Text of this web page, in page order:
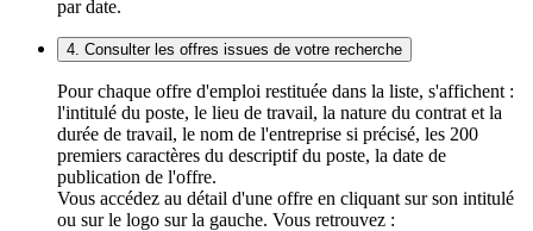
par date.
4. Consulter les offres issues de votre recherche
Pour chaque offre d'emploi restituée dans la liste, s'affichent :
l'intitulé du poste, le lieu de travail, la nature du contrat et la
durée de travail, le nom de l'entreprise si précisé, les 200
premiers caractères du descriptif du poste, la date de
publication de l'offre.
Vous accédez au détail d'une offre en cliquant sur son intitulé
ou sur le logo sur la gauche. Vous retrouvez :